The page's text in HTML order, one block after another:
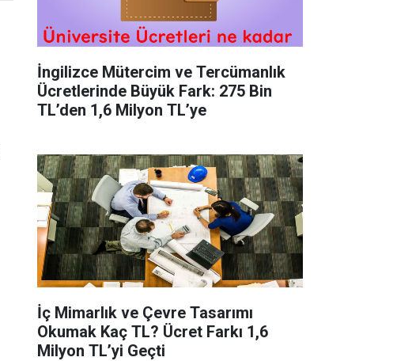
İngilizce Mütercim ve Tercümanlık
Ücretlerinde Büyük Fark: 275 Bin
TL’den 1,6 Milyon TL’ye
İç Mimarlık ve Çevre Tasarımı
Okumak Kaç TL? Ücret Farkı 1,6
Milyon TL’yi Geçti